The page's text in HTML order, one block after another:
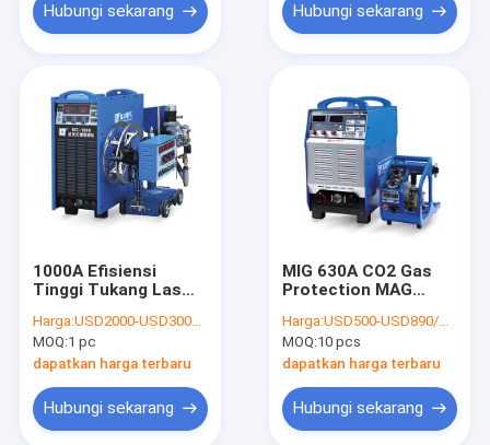
Hubungi sekarang Hubungi sekarang
1000A Efisiensi
Tinggi Tukang Las
Perlindungan
Tegangan Lebih 60Hz
Harga:USD2000-USD3000/PC
MOQ:1 pc
dapatkan harga terbaru
Hubungi sekarang
MIG 630A CO2 Gas
Protection MAG
Untuk Kawat 1.2mm
1.6mm
Harga:USD500-USD890/PC
MOQ:10 pcs
dapatkan harga terbaru
Hubungi sekarang